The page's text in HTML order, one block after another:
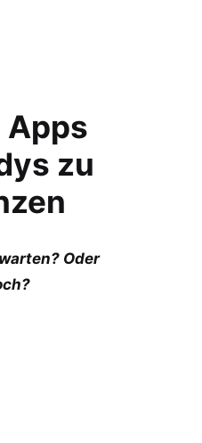
Apps
zu
Oder